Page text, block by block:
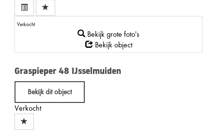
Verkocht
Bekijk grote foto's
Bekijk object
Graspieper 48 IJsselmuiden
Bekijk dit object
Verkocht